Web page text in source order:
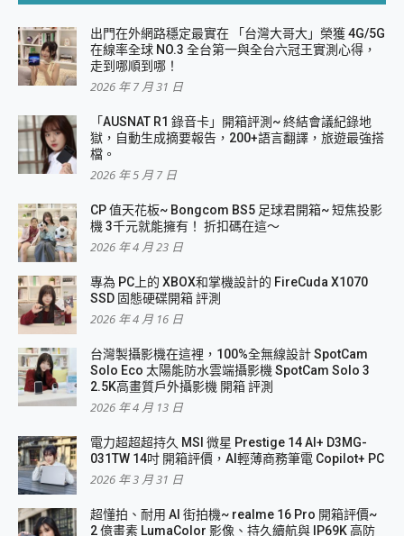
出門在外網路穩定最實在 「台灣大哥大」榮獲 4G/5G
在線率全球 NO.3 全台第一與全台六冠王實測心得，
走到哪順到哪！
2026 年 7 月 31 日
「AUSNAT R1 錄音卡」開箱評測~ 終結會議紀錄地
獄，自動生成摘要報告，200+語言翻譯，旅遊最強搭
檔。
2026 年 5 月 7 日
CP 值天花板~ Bongcom BS5 足球君開箱~ 短焦投影
機 3千元就能擁有！ 折扣碼在這～
2026 年 4 月 23 日
專為 PC上的 XBOX和掌機設計的 FireCuda X1070
SSD 固態硬碟開箱 評測
2026 年 4 月 16 日
台灣製攝影機在這裡，100%全無線設計 SpotCam
Solo Eco 太陽能防水雲端攝影機 SpotCam Solo 3
2.5K高畫質戶外攝影機 開箱 評測
2026 年 4 月 13 日
電力超超超持久 MSI 微星 Prestige 14 AI+ D3MG-
031TW 14吋 開箱評價，AI輕薄商務筆電 Copilot+ PC
2026 年 3 月 31 日
超懂拍、耐用 AI 街拍機~ realme 16 Pro 開箱評價~
2 億畫素 LumaColor 影像、持久續航與 IP69K 高防